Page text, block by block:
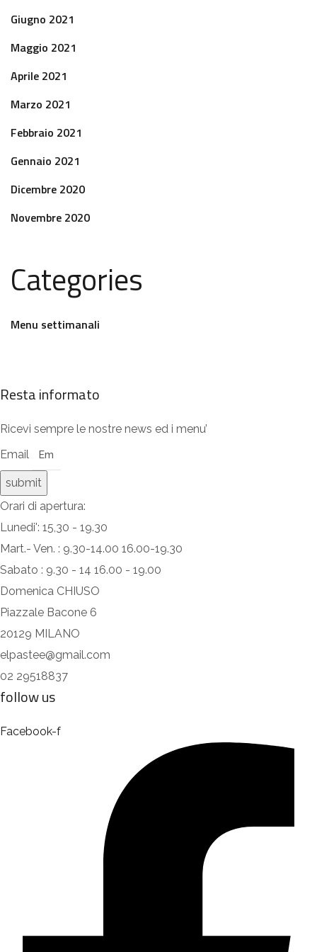
Giugno 2021
Maggio 2021
Aprile 2021
Marzo 2021
Febbraio 2021
Gennaio 2021
Dicembre 2020
Novembre 2020
Categories
Menu settimanali
Resta informato
Ricevi sempre le nostre news ed i menu’
Email
submit
Orari di apertura:
Lunedi': 15,30 - 19.30
Mart.- Ven. : 9.30-14.00 16.00-19.30
Sabato : 9.30 - 14 16.00 - 19.00
Domenica CHIUSO
Piazzale Bacone 6
20129 MILANO
elpastee@gmail.com
02 29518837
follow us
Facebook-f